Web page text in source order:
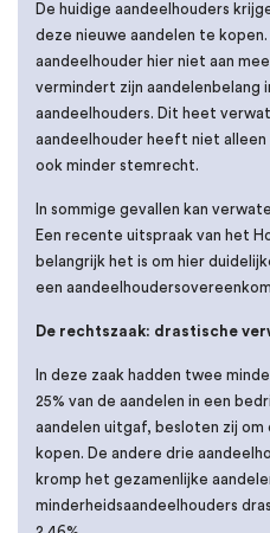
De huidige aandeelhouders
deze nieuwe aandelen te
aandeelhouder hier niet aan
vermindert zijn aandelenbelang
aandeelhouders. Dit heet
aandeelhouder heeft niet
ook minder stemrecht.
In sommige gevallen kan
Een recente uitspraak van het
belangrijk het is om hier
een
De rechtszaak: drastische
In deze zaak hadden twee
25% van de aandelen in een
aandelen uitgaf, besloten zij om
kopen. De andere drie
kromp het gezamenlijke
minderheidsaandeelhouders